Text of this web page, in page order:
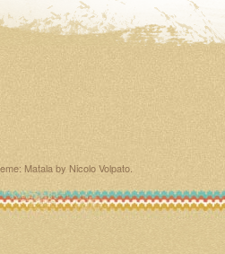
Matala by Nicolo Volpato